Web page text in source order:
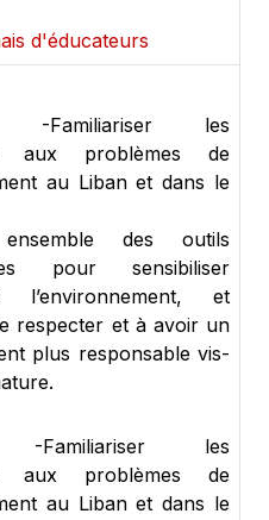
d'éducateurs
-Familiariser les
aux problèmes de
au Liban et dans le
des outils
pour sensibiliser
l’environnement, et
respecter et à avoir un
plus responsable vis-
-Familiariser les
aux problèmes de
au Liban et dans le